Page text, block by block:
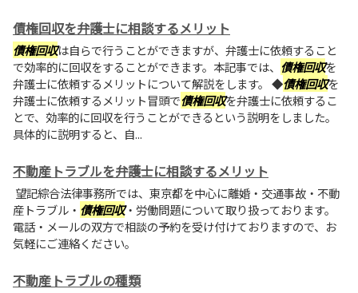
債権回収を弁護士に相談するメリット
債権回収は自らで行うことができますが、弁護士に依頼すること
で効率的に回収をすることができます。本記事では、 債権回収を
弁護士に依頼するメリットについて解説をします。 ◆債権回収を
弁護士に依頼するメリット冒頭で債権回収を弁護士に依頼するこ
とで、効率的に回収を行うことができるという説明をしました。
具体的に説明すると、自...
不動産トラブルを弁護士に相談するメリット
望記綜合法律事務所では、東京都を中心に離婚・交通事故・不動
産トラブル・ 債権回収・労働問題について取り扱っております。
電話・メールの双方で相談の予約を受け付けておりますので、お
気軽にご連絡ください。
不動産トラブルの種類